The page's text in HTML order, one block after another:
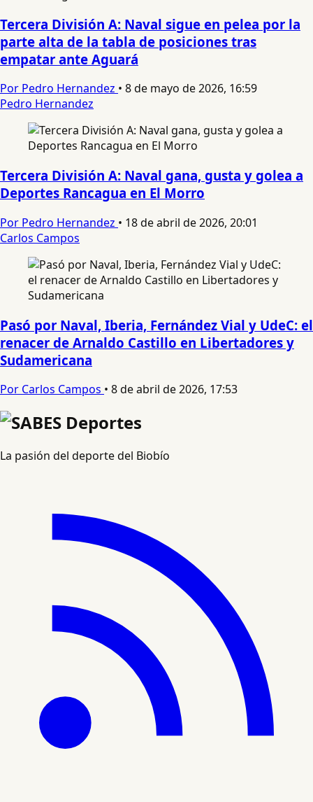
Tercera División A: Naval sigue en pelea por la
parte alta de la tabla de posiciones tras
empatar ante Aguará
Por Pedro Hernandez • 8 de mayo de 2026, 16:59
Pedro Hernandez
Tercera División A: Naval gana, gusta y golea a
Deportes Rancagua en El Morro
Por Pedro Hernandez • 18 de abril de 2026, 20:01
Carlos Campos
Pasó por Naval, Iberia, Fernández Vial y UdeC: el
renacer de Arnaldo Castillo en Libertadores y
Sudamericana
Por Carlos Campos • 8 de abril de 2026, 17:53
La pasión del deporte del Biobío